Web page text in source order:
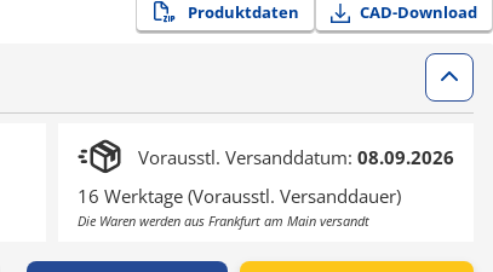
Produktdaten CAD-Download
Vorausstl. Versanddatum: 08.09.2026
16 Werktage (Vorausstl. Versanddauer)
Die Waren werden aus Frankfurt am Main versandt